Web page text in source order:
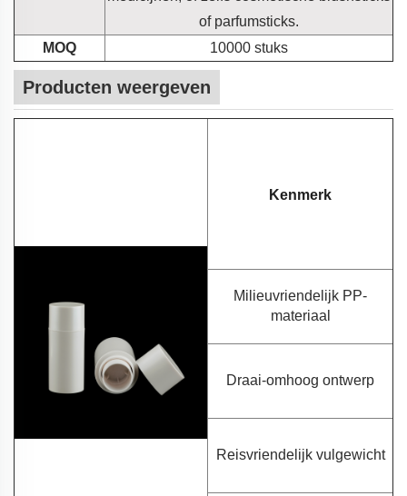
of parfumsticks.
MOQ
10000 stuks
Producten weergeven
Kenmerk
Milieuvriendelijk PP-
materiaal
Draai-omhoog ontwerp
Reisvriendelijk vulgewicht